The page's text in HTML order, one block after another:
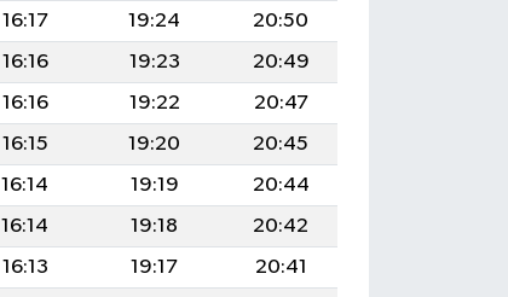
16:17 19:24
20:50
16:16 19:23
20:49
16:16 19:22
20:47
16:15 19:20
20:45
16:14 19:19
20:44
16:14 19:18
20:42
16:13 19:17
20:41